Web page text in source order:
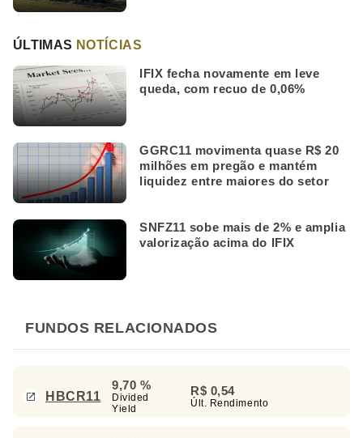
ÚLTIMAS NOTÍCIAS
IFIX fecha novamente em leve
queda, com recuo de 0,06%
GGRC11 movimenta quase R$ 20
milhões em pregão e mantém
liquidez entre maiores do setor
SNFZ11 sobe mais de 2% e amplia
valorização acima do IFIX
FUNDOS RELACIONADOS
HBCR11
9,70 %
Divided
Yield
R$ 0,54
Últ. Rendimento